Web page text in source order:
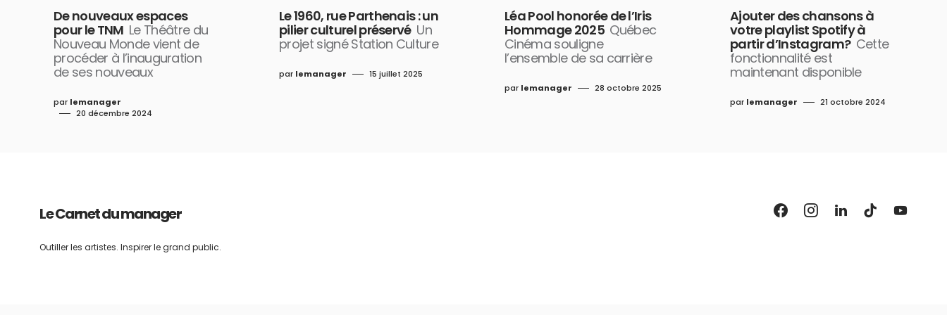
De nouveaux espaces
pour le TNM Le Théâtre du
Nouveau Monde vient de
procéder à l’inauguration
de ses nouveaux
par lemanager
20 décembre 2024
Le 1960, rue Parthenais : un
pilier culturel préservé Un
projet signé Station Culture
par lemanager 15 juillet 2025
Léa Pool honorée de l’Iris
Hommage 2025 Québec
Cinéma souligne
l’ensemble de sa carrière
par lemanager 28 octobre 2025
Ajouter des chansons à
votre playlist Spotify à
partir d’Instagram? Cette
fonctionnalité est
maintenant disponible
par lemanager 21 octobre 2024
Le Carnet du manager
Outiller les artistes. Inspirer le grand public.